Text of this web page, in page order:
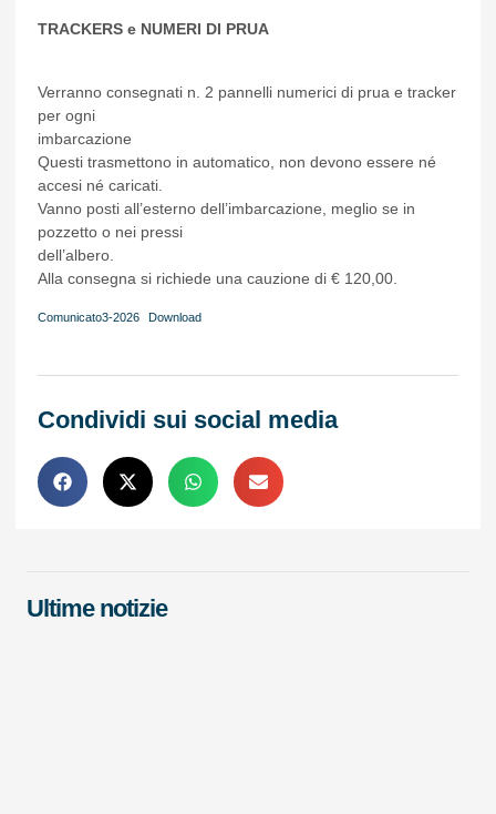
TRACKERS e NUMERI DI PRUA
Verranno consegnati n. 2 pannelli numerici di prua e tracker
per ogni
imbarcazione
Questi trasmettono in automatico, non devono essere né
accesi né caricati.
Vanno posti all’esterno dell’imbarcazione, meglio se in
pozzetto o nei pressi
dell’albero.
Alla consegna si richiede una cauzione di € 120,00.
Comunicato3-2026 Download
Condividi sui social media
Ultime notizie